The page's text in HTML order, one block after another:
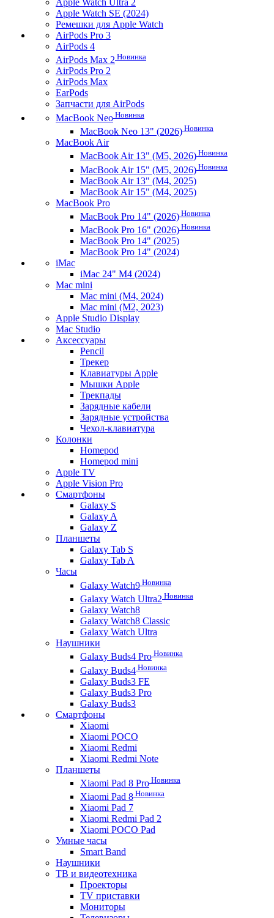
Apple Watch Ultra 2
Apple Watch SE (2024)
Ремешки для Apple Watch
AirPods Pro 3
AirPods 4
AirPods Max 2 Новинка
AirPods Pro 2
AirPods Max
EarPods
Запчасти для AirPods
MacBook Neo Новинка
MacBook Neo 13" (2026) Новинка
MacBook Air
MacBook Air 13" (M5, 2026) Новинка
MacBook Air 15" (M5, 2026) Новинка
MacBook Air 13" (M4, 2025)
MacBook Air 15" (M4, 2025)
MacBook Pro
MacBook Pro 14" (2026) Новинка
MacBook Pro 16" (2026) Новинка
MacBook Pro 14" (2025)
MacBook Pro 14" (2024)
iMac
iMac 24" M4 (2024)
Mac mini
Mac mini (M4, 2024)
Mac mini (M2, 2023)
Apple Studio Display
Mac Studio
Аксессуары
Pencil
Трекер
Клавиатуры Apple
Мышки Apple
Трекпады
Зарядные кабели
Зарядные устройства
Чехол-клавиатура
Колонки
Homepod
Homepod mini
Apple TV
Apple Vision Pro
Смартфоны
Galaxy S
Galaxy A
Galaxy Z
Планшеты
Galaxy Tab S
Galaxy Tab A
Часы
Galaxy Watch9 Новинка
Galaxy Watch Ultra2 Новинка
Galaxy Watch8
Galaxy Watch8 Classic
Galaxy Watch Ultra
Наушники
Galaxy Buds4 Pro Новинка
Galaxy Buds4 Новинка
Galaxy Buds3 FE
Galaxy Buds3 Pro
Galaxy Buds3
Смартфоны
Xiaomi
Xiaomi POCO
Xiaomi Redmi
Xiaomi Redmi Note
Планшеты
Xiaomi Pad 8 Pro Новинка
Xiaomi Pad 8 Новинка
Xiaomi Pad 7
Xiaomi Redmi Pad 2
Xiaomi POCO Pad
Умные часы
Smart Band
Наушники
ТВ и видеотехника
Проекторы
TV приставки
Мониторы